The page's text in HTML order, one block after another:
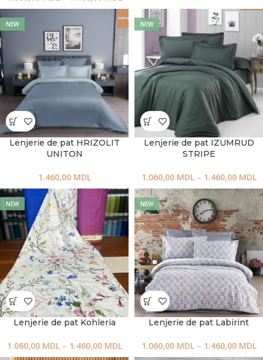
NEW
Lenjerie de pat HRIZOLIT
UNITON
1.460,00 MDL
NEW
Lenjerie de pat IZUMRUD
STRIPE
1.060,00 MDL – 1.460,00 MDL
NEW
Lenjerie de pat Kohleria
1.060,00 MDL – 1.460,00 MDL
NEW
Lenjerie de pat Labirint
1.060,00 MDL – 1.460,00 MDL